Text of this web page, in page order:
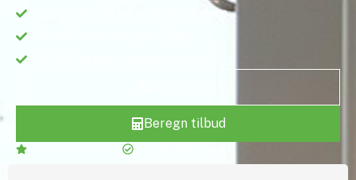
Specialiseret på vinduer og døre
Beregn tilbud